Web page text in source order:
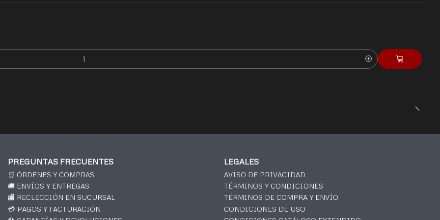
PREGUNTAS FRECUENTES
🛒 ÓRDENES Y COMPRAS
🚚 ENVÍOS Y ENTREGAS
🏬 RECLECCIÓN EN SUCURSAL
💳 PAGOS Y FACTURACIÓN
LEGALES
AVISO DE PRIVACIDAD
TÉRMINOS Y CONDICIONES
TÉRMINOS DE COMPRA Y ENVÍO
CONDICIONES DE USO